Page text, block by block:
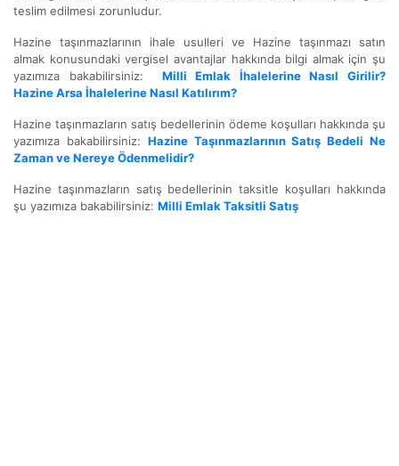
teslim edilmesi zorunludur.
Hazine taşınmazlarının ihale usulleri ve Hazine taşınmazı satın
almak konusundaki vergisel avantajlar hakkında bilgi almak için şu
yazımıza bakabilirsiniz: Milli Emlak İhalelerine Nasıl Girilir?
Hazine Arsa İhalelerine Nasıl Katılırım?
Hazine taşınmazların satış bedellerinin ödeme koşulları hakkında şu
yazımıza bakabilirsiniz: Hazine Taşınmazlarının Satış Bedeli Ne
Zaman ve Nereye Ödenmelidir?
Hazine taşınmazların satış bedellerinin taksitle koşulları hakkında
şu yazımıza bakabilirsiniz: Milli Emlak Taksitli Satış